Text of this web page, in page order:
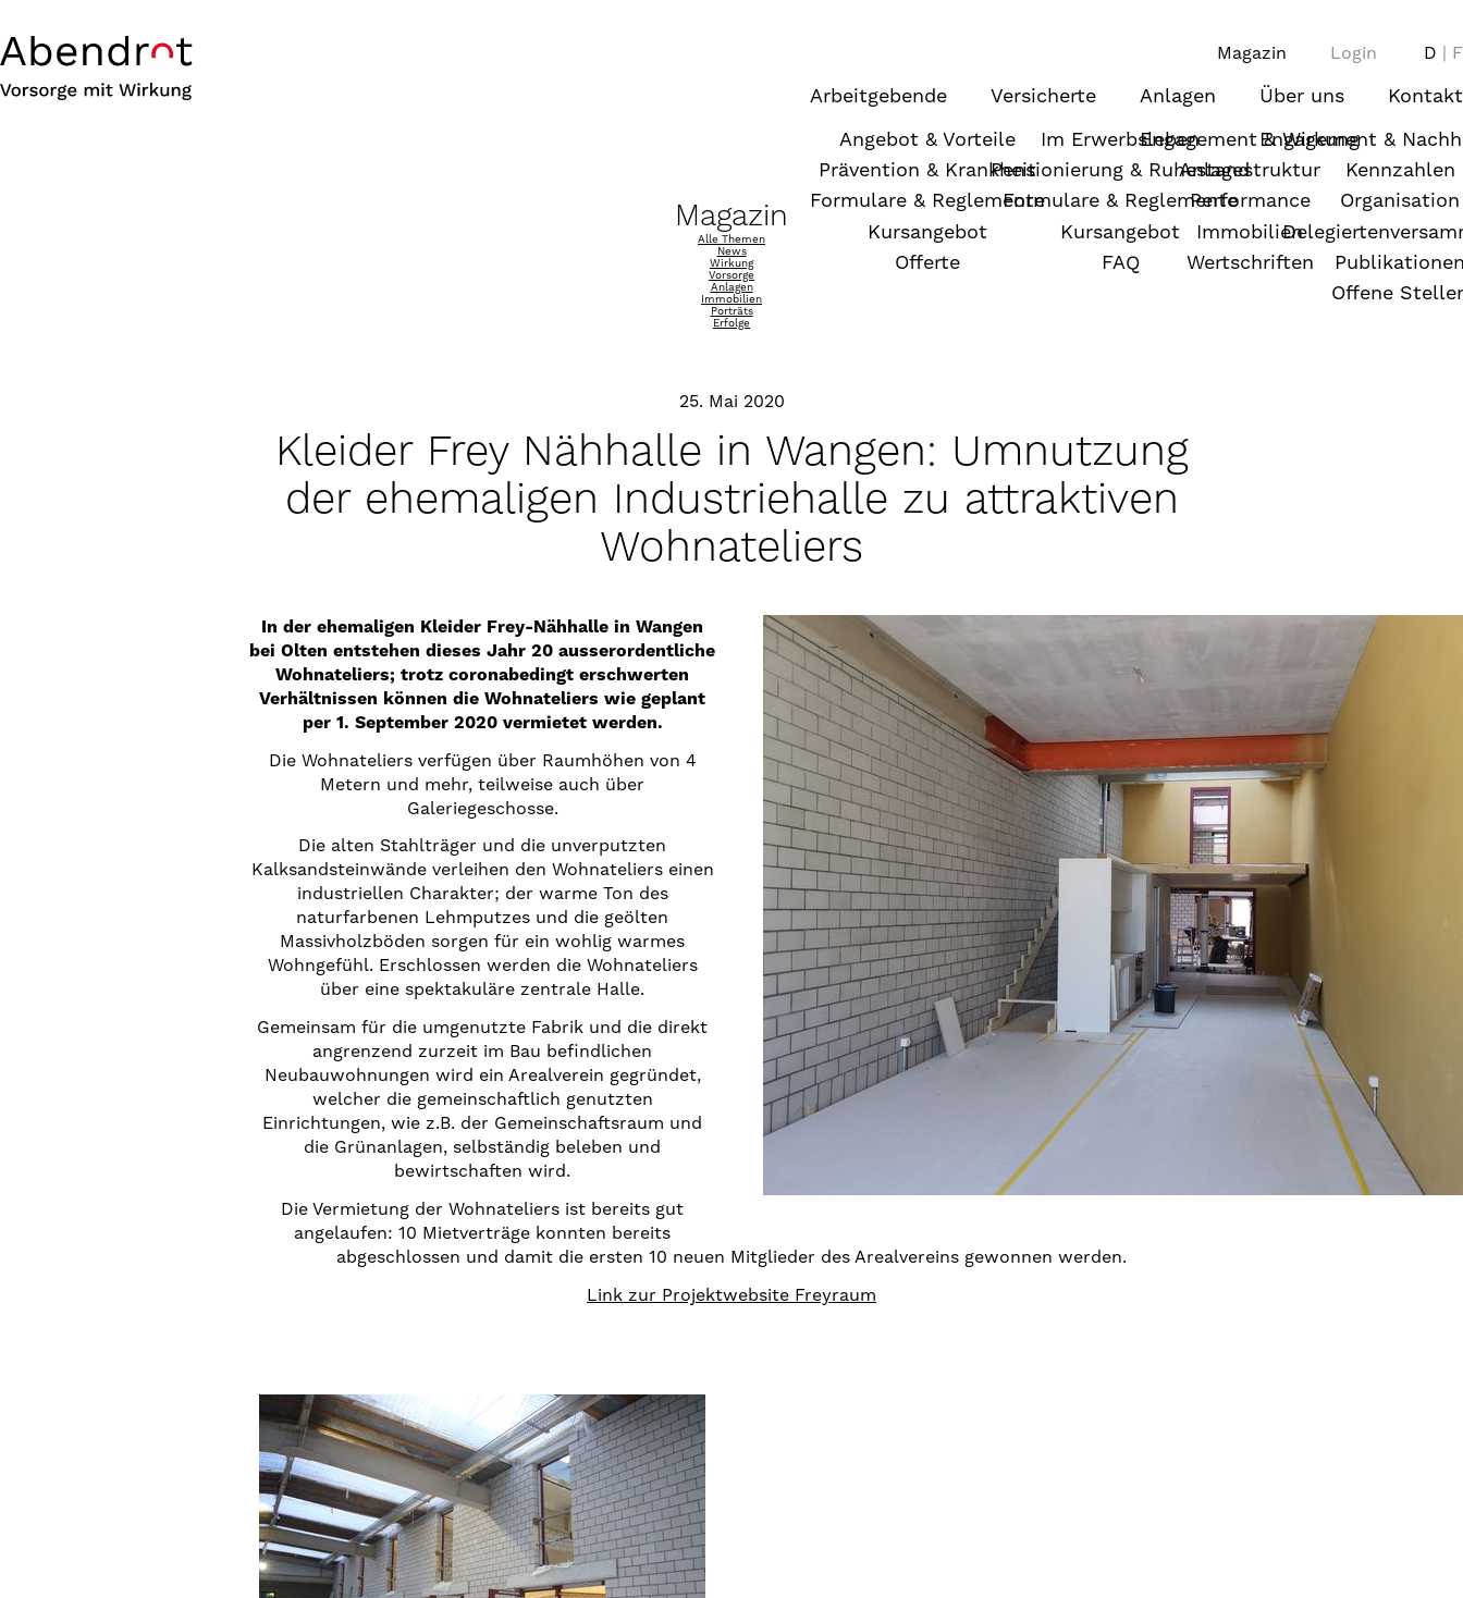
Magazin Login D F
Arbeitgebende
Angebot & Vorteile
Prävention & Krankheit
Formulare & Reglemente
Kursangebot
Offerte
Versicherte
Im Erwerbsleben
Pensionierung & Ruhestand
Formulare & Reglemente
Kursangebot
FAQ
Anlagen
Engagement & Wirkung
Anlagestruktur
Performance
Immobilien
Wertschriften
Über uns
Engagement &
Kennzahlen
Organisation
Offene
Kontakt
Magazin
Alle Themen
News
Wirkung
Vorsorge
Anlagen
Immobilien
Porträts
Erfolge
25. Mai 2020
Kleider Frey Nähhalle in Wangen: Umnutzung
der ehemaligen Industriehalle zu attraktiven
Wohnateliers
In der ehemaligen Kleider Frey-Nähhalle in Wangen
bei Olten entstehen dieses Jahr 20 ausserordentliche
Wohnateliers; trotz coronabedingt erschwerten
Verhältnissen können die Wohnateliers wie geplant
per 1. September 2020 vermietet werden.
Die Wohnateliers verfügen über Raumhöhen von 4
Metern und mehr, teilweise auch über
Galeriegeschosse.
Die alten Stahlträger und die unverputzten
Kalksandsteinwände verleihen den Wohnateliers einen
industriellen Charakter; der warme Ton des
naturfarbenen Lehmputzes und die geölten
Massivholzböden sorgen für ein wohlig warmes
Wohngefühl. Erschlossen werden die Wohnateliers
über eine spektakuläre zentrale Halle.
Gemeinsam für die umgenutzte Fabrik und die direkt
angrenzend zurzeit im Bau befindlichen
Neubauwohnungen wird ein Arealverein gegründet,
welcher die gemeinschaftlich genutzten
Einrichtungen, wie z.B. der Gemeinschaftsraum und
die Grünanlagen, selbständig beleben und
bewirtschaften wird.
Die Vermietung der Wohnateliers ist bereits gut
angelaufen: 10 Mietverträge konnten bereits
abgeschlossen und damit die ersten 10 neuen Mitglieder des Arealvereins gewonnen werden.
Link zur Projektwebsite Freyraum